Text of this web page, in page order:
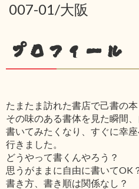
007-01/大阪
プロフィール
たまたま訪れた書店で己書の本
その味のある書体を見た瞬間
書いてみたくなり、すぐに幸
行きました。
どうやって書くんやろう？
思うがままに自由に書いてOK
書き方、書き順は関係なし？